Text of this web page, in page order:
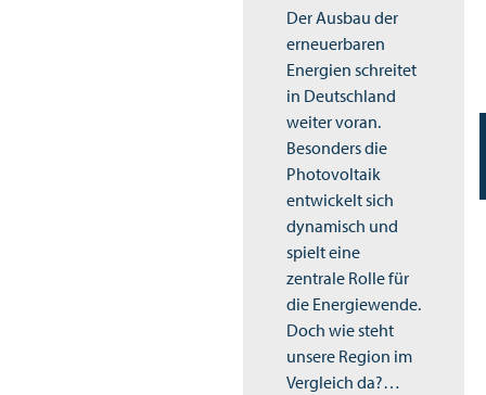
Der Ausbau der
erneuerbaren
Energien schreitet
in Deutschland
weiter voran.
Besonders die
Photovoltaik
entwickelt sich
dynamisch und
spielt eine
zentrale Rolle für
die Energiewende.
Doch wie steht
unsere Region im
Vergleich da?…